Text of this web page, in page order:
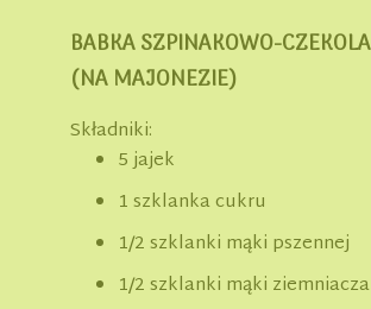
BABKA SZPINAKOWO-
(NA MAJONEZIE)
Składniki:
5 jajek
1 szklanka cukru
1/2 szklanki mąki pszennej
1/2 szklanki mąki